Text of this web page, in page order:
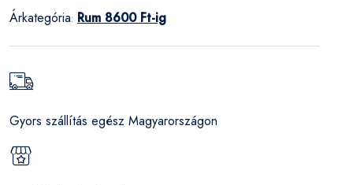
Árkategória: Rum 8600 Ft-ig
Gyors szállítás egész Magyarországon